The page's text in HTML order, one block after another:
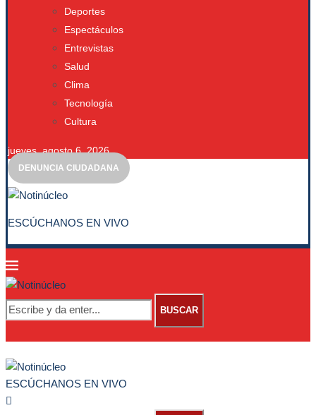
Deportes
Espectáculos
Entrevistas
Salud
Clima
Tecnología
Cultura
jueves, agosto 6, 2026
DENUNCIA CIUDADANA
ESCÚCHANOS EN VIVO
BUSCAR
ESCÚCHANOS EN VIVO